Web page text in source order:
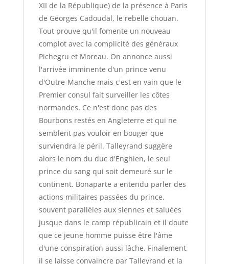
XII de la République) de la présence à Paris
de Georges Cadoudal, le rebelle chouan.
Tout prouve qu'il fomente un nouveau
complot avec la complicité des généraux
Pichegru et Moreau. On annonce aussi
l'arrivée imminente d'un prince venu
d'Outre-Manche mais c'est en vain que le
Premier consul fait surveiller les côtes
normandes. Ce n'est donc pas des
Bourbons restés en Angleterre et qui ne
semblent pas vouloir en bouger que
surviendra le péril. Talleyrand suggère
alors le nom du duc d'Enghien, le seul
prince du sang qui soit demeuré sur le
continent. Bonaparte a entendu parler des
actions militaires passées du prince,
souvent parallèles aux siennes et saluées
jusque dans le camp républicain et il doute
que ce jeune homme puisse être l'âme
d'une conspiration aussi lâche. Finalement,
il se laisse convaincre par Talleyrand et la